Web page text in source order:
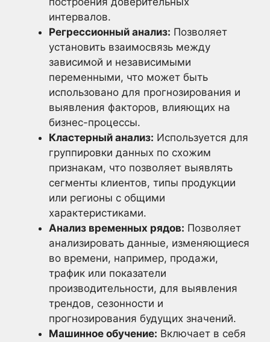
интервалов.
Регрессионный анализ: Позволяет
установить взаимосвязь между
зависимой и независимыми
переменными, что может быть
использовано для прогнозирования и
выявления факторов, влияющих на
бизнес-процессы.
Кластерный анализ: Используется для
группировки данных по схожим
признакам, что позволяет выявлять
сегменты клиентов, типы продукции
или регионы с общими
характеристиками.
Анализ временных рядов: Позволяет
анализировать данные, изменяющиеся
во времени, например, продажи,
трафик или показатели
производительности, для выявления
трендов, сезонности и
прогнозирования будущих значений.
Машинное обучение: Включает в себя